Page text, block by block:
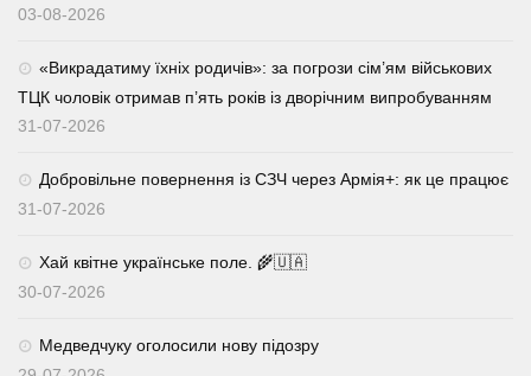
03-08-2026
«Викрадатиму їхніх родичів»: за погрози сім’ям військових
ТЦК чоловік отримав п’ять років із дворічним випробуванням
31-07-2026
Добровільне повернення із СЗЧ через Армія+: як це працює
31-07-2026
Хай квітне українське поле. 🌾🇺🇦
30-07-2026
Медведчуку оголосили нову підозру